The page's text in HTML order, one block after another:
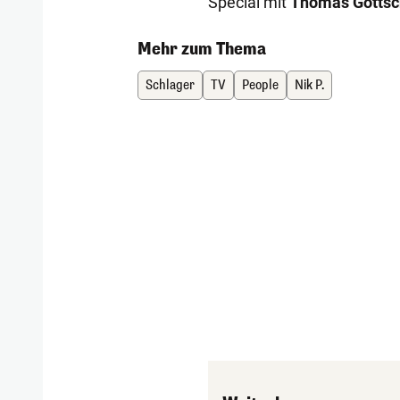
Mehr zum Thema
Schlager TV People Nik P.